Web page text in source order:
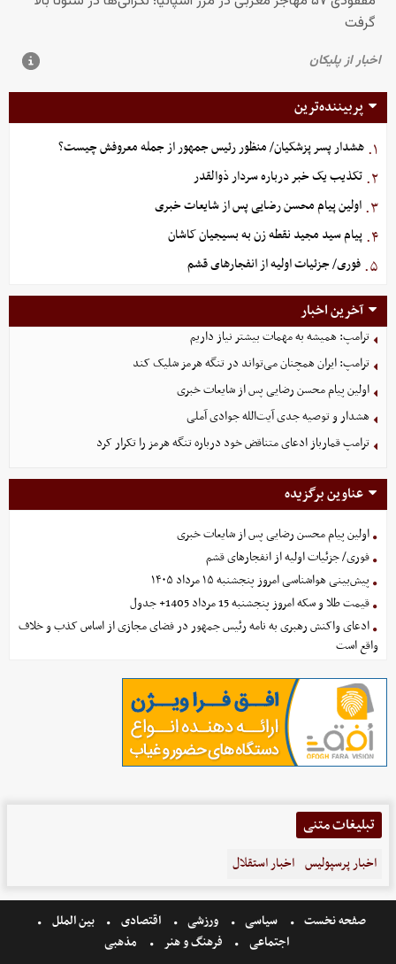
پربیننده‌ترین
۱. هشدار پسر پزشکیان/ منظور رئیس جمهور از جمله معروفش چیست؟
۲. تکذیب یک خبر درباره سردار ذوالقدر
۳. اولین پیام محسن رضایی پس از شایعات خبری
۴. پیام سید مجید نقطه زن به بسیجیان کاشان
۵. فوری/ جزئیات اولیه از انفجارهای قشم
آخرین اخبار
ترامپ: همیشه به مهمات بیشتر نیاز داریم
ترامپ: ایران همچنان می‌تواند در تنگه هرمز شلیک کند
اولین پیام محسن رضایی پس از شایعات خبری
هشدار و توصیه جدی آیت‌الله جوادی آملی
ترامپ قمارباز ادعای متناقض خود درباره تنگه هرمز را تکرار کرد
عناوین برگزیده
اولین پیام محسن رضایی پس از شایعات خبری
فوری/ جزئیات اولیه از انفجارهای قشم
پیش‌بینی هواشناسی امروز پنجشنبه ۱۵ مرداد ۱۴۰۵
قیمت طلا و سکه امروز پنجشنبه 15 مرداد 1405+ جدول
ادعای واکنش رهبری به نامه رئیس جمهور در فضای مجازی از اساس کذب و خلاف
واقع است
تبلیغات متنی
اخبار پرسپولیس اخبار استقلال
صفحه نخست سیاسی ورزشی اقتصادی
بین الملل
اجتماعی
فرهنگ و هنر مذهبی